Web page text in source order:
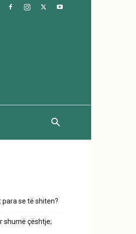
se të shiten?
shumë çështje;